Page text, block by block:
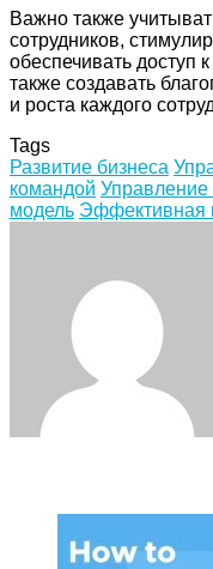
Важно также
сотрудников,
обеспечивать доступ
также создавать
и роста каждого
Tags
Развитие бизнеса
командой Управление
модель Эффективная